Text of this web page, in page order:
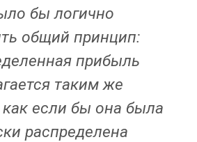
бы логично
общий принцип:
прибыль
таким же
если бы она была
распределена